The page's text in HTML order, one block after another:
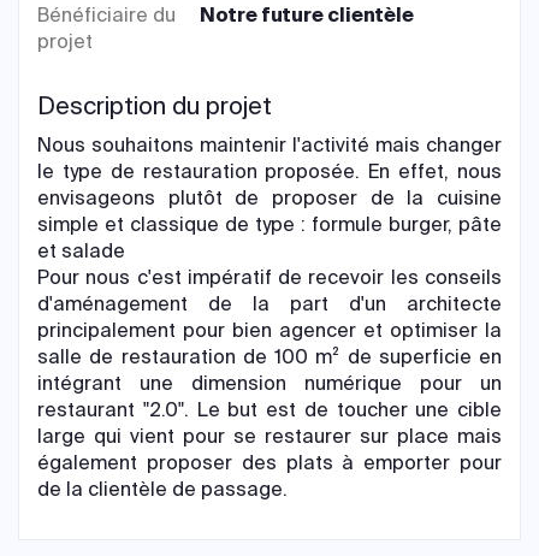
Bénéficiaire du
projet
Notre future clientèle
Description du projet
Nous souhaitons maintenir l'activité mais changer
le type de restauration proposée. En effet, nous
envisageons plutôt de proposer de la cuisine
simple et classique de type : formule burger, pâte
et salade
Pour nous c'est impératif de recevoir les conseils
d'aménagement de la part d'un architecte
principalement pour bien agencer et optimiser la
salle de restauration de 100 m² de superficie en
intégrant une dimension numérique pour un
restaurant "2.0". Le but est de toucher une cible
large qui vient pour se restaurer sur place mais
également proposer des plats à emporter pour
de la clientèle de passage.